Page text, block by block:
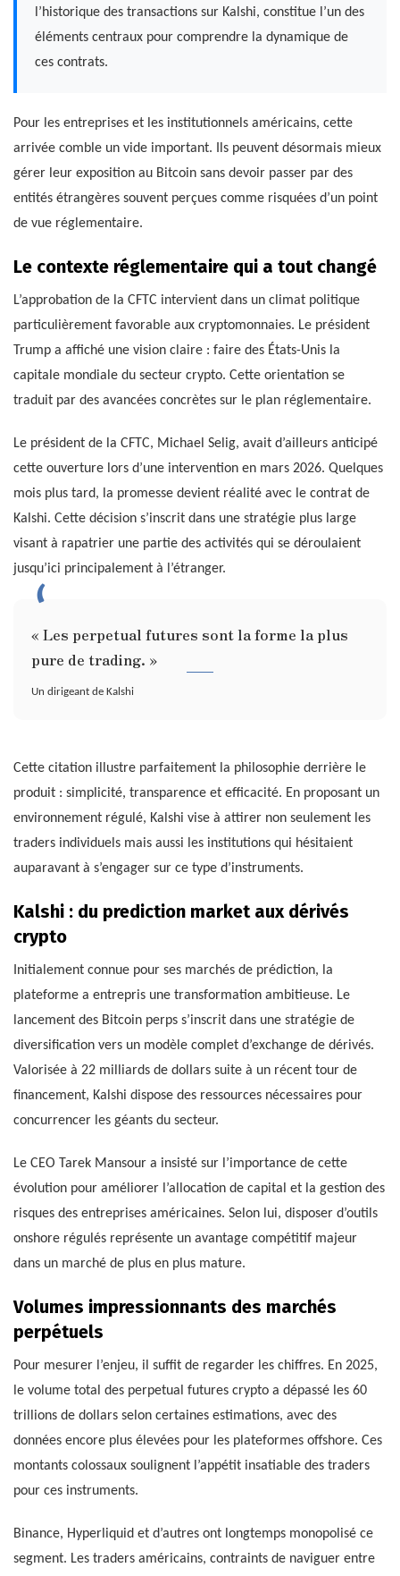
l’historique des transactions sur Kalshi, constitue l’un des
éléments centraux pour comprendre la dynamique de
ces contrats.
Pour les entreprises et les institutionnels américains, cette
arrivée comble un vide important. Ils peuvent désormais mieux
gérer leur exposition au Bitcoin sans devoir passer par des
entités étrangères souvent perçues comme risquées d’un point
de vue réglementaire.
Le contexte réglementaire qui a tout changé
L’approbation de la CFTC intervient dans un climat politique
particulièrement favorable aux cryptomonnaies. Le président
Trump a affiché une vision claire : faire des États-Unis la
capitale mondiale du secteur crypto. Cette orientation se
traduit par des avancées concrètes sur le plan réglementaire.
Le président de la CFTC, Michael Selig, avait d’ailleurs anticipé
cette ouverture lors d’une intervention en mars 2026. Quelques
mois plus tard, la promesse devient réalité avec le contrat de
Kalshi. Cette décision s’inscrit dans une stratégie plus large
visant à rapatrier une partie des activités qui se déroulaient
jusqu’ici principalement à l’étranger.
« Les perpetual futures sont la forme la plus
pure de trading. »
Un dirigeant de Kalshi
Cette citation illustre parfaitement la philosophie derrière le
produit : simplicité, transparence et efficacité. En proposant un
environnement régulé, Kalshi vise à attirer non seulement les
traders individuels mais aussi les institutions qui hésitaient
auparavant à s’engager sur ce type d’instruments.
Kalshi : du prediction market aux dérivés
crypto
Initialement connue pour ses marchés de prédiction, la
plateforme a entrepris une transformation ambitieuse. Le
lancement des Bitcoin perps s’inscrit dans une stratégie de
diversification vers un modèle complet d’exchange de dérivés.
Valorisée à 22 milliards de dollars suite à un récent tour de
financement, Kalshi dispose des ressources nécessaires pour
concurrencer les géants du secteur.
Le CEO Tarek Mansour a insisté sur l’importance de cette
évolution pour améliorer l’allocation de capital et la gestion des
risques des entreprises américaines. Selon lui, disposer d’outils
onshore régulés représente un avantage compétitif majeur
dans un marché de plus en plus mature.
Volumes impressionnants des marchés
perpétuels
Pour mesurer l’enjeu, il suffit de regarder les chiffres. En 2025,
le volume total des perpetual futures crypto a dépassé les 60
trillions de dollars selon certaines estimations, avec des
données encore plus élevées pour les plateformes offshore. Ces
montants colossaux soulignent l’appétit insatiable des traders
pour ces instruments.
Binance, Hyperliquid et d’autres ont longtemps monopolisé ce
segment. Les traders américains, contraints de naviguer entre